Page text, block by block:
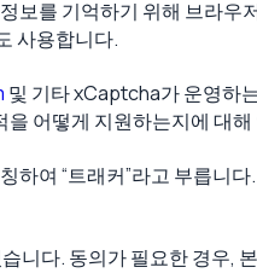
보를 기억하기 위해 브라
사용합니다.
및 기타 xCaptcha가 운영하
어떻게 지원하는지에 대
여 “트래커”라고 부릅니
니다. 동의가 필요한 경우,